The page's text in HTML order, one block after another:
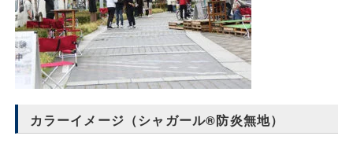
カラーイメージ（シャガール®防炎無地）